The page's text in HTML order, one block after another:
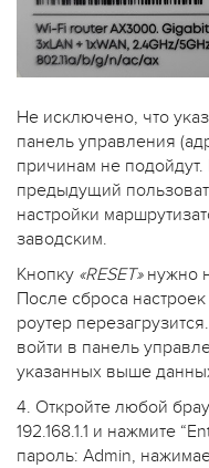
Не исключено, что
панель управления
причинам не подойдут.
предыдущий
настройки
заводским.
Кнопку «RESET»нужно
После сброса
роутер
войти в панель
указанных выше
4. Откройте любой
192.168.1.1 и нажмите
пароль: Admin,